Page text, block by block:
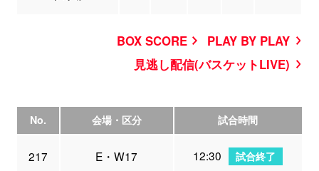
BOX SCORE
PLAY BY PLAY
見逃し配信(バスケットLIVE)
No. 会場・区分 試合時間
217 E・W17 12:30 試合終了